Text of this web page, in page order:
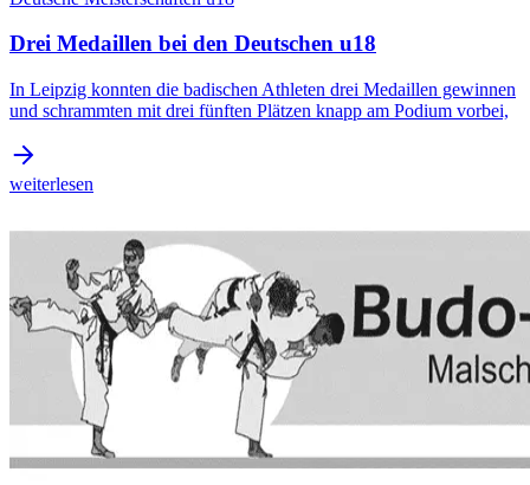
Drei Medaillen bei den Deutschen u18
In Leipzig konnten die badischen Athleten drei Medaillen gewinnen
und schrammten mit drei fünften Plätzen knapp am Podium vorbei,
weiterlesen